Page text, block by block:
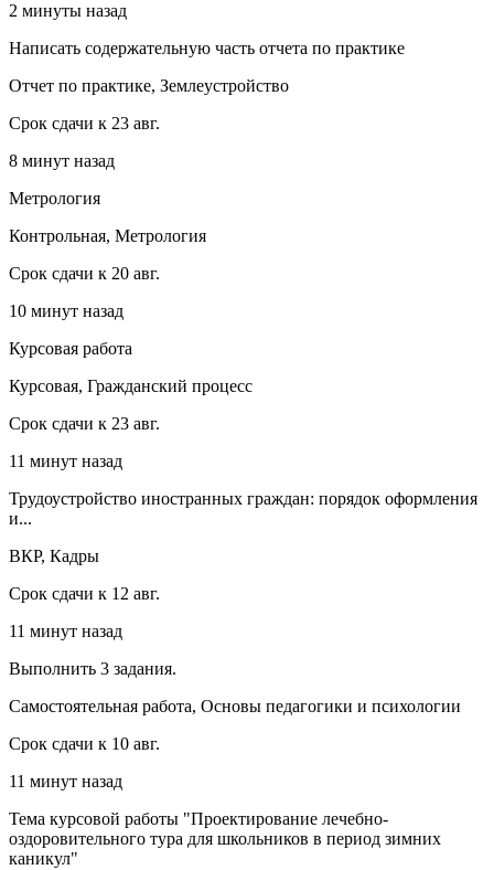
2 минуты назад
Написать содержательную часть отчета по практике
Отчет по практике, Землеустройство
Срок сдачи к 23 авг.
8 минут назад
Метрология
Контрольная, Метрология
Срок сдачи к 20 авг.
10 минут назад
Курсовая работа
Курсовая, Гражданский процесс
Срок сдачи к 23 авг.
11 минут назад
Трудоустройство иностранных граждан: порядок оформления
и...
ВКР, Кадры
Срок сдачи к 12 авг.
11 минут назад
Выполнить 3 задания.
Самостоятельная работа, Основы педагогики и психологии
Срок сдачи к 10 авг.
11 минут назад
Тема курсовой работы "Проектирование лечебно-
оздоровительного тура для школьников в период зимних
каникул"